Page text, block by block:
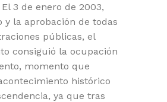
3 de enero de 2003,
y la aprobación de todas
públicas, el
consiguió la ocupación
momento que
histórico
ya que tras